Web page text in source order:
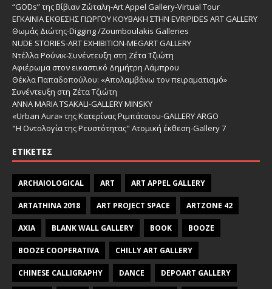
“GODs” της Βίβιαν Ζώταλη-Art Appel Gallery-Virtual Tour
ΕΓΚΑΙΝΙΑ ΕΚΘΕΣΗΣ ΓΙΩΡΓΟΥ ΚΟΥΒΑΚΗ ΣΤΗΝ EVRIPIDES ART GALLERY
Θωμάς Διώτης-Digging /Zoumboulakis Galleries
NUDE STORIES-ΑRT EXHIBITION-MEGART GALLERY
Ντέλλα Ρούνικ-Συνέντευξη στη Ζέτα Τζιώτη
Αφιέρωμα στον εικαστικό Δημήτρη Λάμπρου
Θέκλα Παπαδοπούλου: «Απολαμβάνω τον πειραματισμό»
Συνέντευξη στη Ζέτα Τζιώτη
ANNA MARIA TSAKALI-GALLERY MINSKY
«Urban Aura» της Κατερίνας Ριμπάτσιου-GALLERY ARGO
"Η Οντολογία της Ρευστότητας" Ατομική έκθεση-Gallery 7
ΕΤΙΚΈΤΕΣ
ARCHAIOLOGICAL ART ART APPEL GALLERY
ARTATHINA 2018 ART PROJECT SPACE ARTZONE 42
AXIA BLANK WALL GALLERY BOOK BOOZE
BOOZE COOPERATIVA CHILLY ART GALLERY
CHINESE CALLIGRAPHY DANCE DEPOART GALLERY